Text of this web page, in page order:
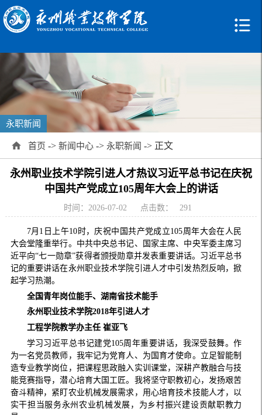
永职新闻
首页 -> 新闻中心 -> 永职新闻 -> 正文
永州职业技术学院引进人才热议习近平总书记在庆祝
中国共产党成立105周年大会上的讲话
时间：2026-07-02 点击数： 291
7月1日上午10时，庆祝中国共产党成立105周年大会在人民
大会堂隆重举行。中共中央总书记、国家主席、中央军委主席习
近平向“七一勋章”获得者颁授勋章并发表重要讲话。习近平总书
记的重要讲话在永州职业技术学院引进人才中引发热烈反响，掀
起学习热潮。
全国青年岗位能手、湖南省技术能手
永州职业技术学院2018年引进人才
工程学院教学办主任 崔亚飞
学习习近平总书记建党105周年重要讲话，我深受鼓舞。作
为一名党员教师，我牢记为党育人、为国育才使命。立足智能制
造专业教学岗位，把课程思政融入实训课堂，深耕产教融合与技
能竞赛指导，潜心培育大国工匠。我将坚守职教初心，发扬艰苦
奋斗精神，紧盯农业机械发展需求，用心培育技术技能人才，以
实干担当服务永州农业机械发展，为乡村振兴建设贡献职教力